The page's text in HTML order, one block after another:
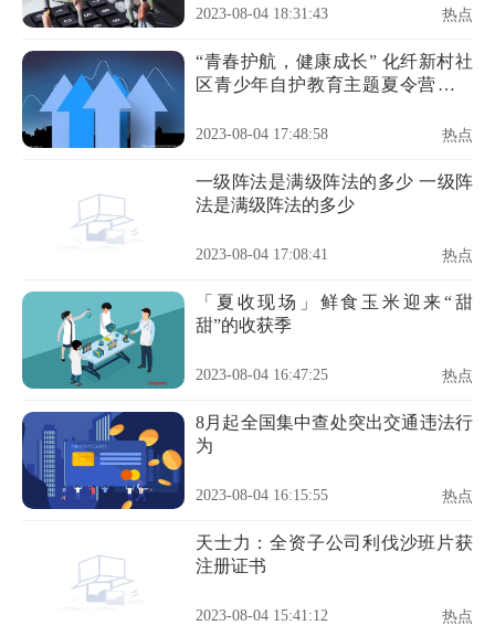
2023-08-04 18:31:43 热点
“青春护航，健康成长” 化纤新村社
区青少年自护教育主题夏令营圆满
2023-08-04 17:48:58 热点
一级阵法是满级阵法的多少 一级阵
法是满级阵法的多少
2023-08-04 17:08:41 热点
「夏收现场」鲜食玉米迎来“甜
甜”的收获季
2023-08-04 16:47:25 热点
8月起全国集中查处突出交通违法行
为
2023-08-04 16:15:55 热点
天士力：全资子公司利伐沙班片获
注册证书
2023-08-04 15:41:12 热点